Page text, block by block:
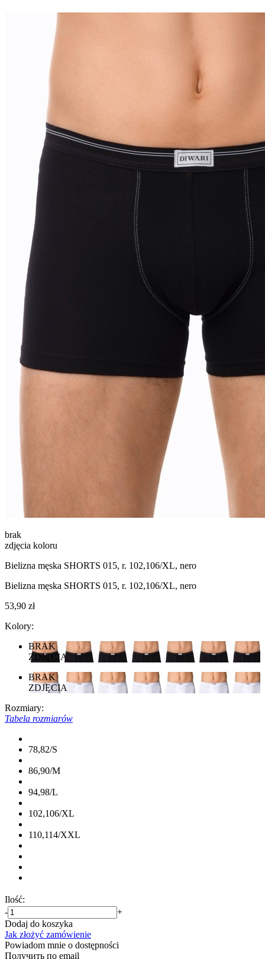
brak
zdjęcia koloru
Bielizna męska SHORTS 015, r. 102,106/XL, nero
Bielizna męska SHORTS 015, r. 102,106/XL, nero
53,90 zł
Kolory:
BRAK
ZDJĘCIA
BRAK
ZDJĘCIA
Rozmiary:
Tabela rozmiarów
78,82/S
86,90/M
94,98/L
102,106/XL
110,114/XXL
Ilość:
-
+
Dodaj do koszyka
Jak złożyć zamówienie
Powiadom mnie o dostępności
Получить по email